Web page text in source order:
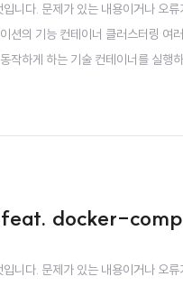
니다. 문제가 있는 내용이거나 오
의 기능 컨테이너 클러스터링 여
하게 하는 기술 컨테이너를 실
docker-
니다. 문제가 있는 내용이거나 오